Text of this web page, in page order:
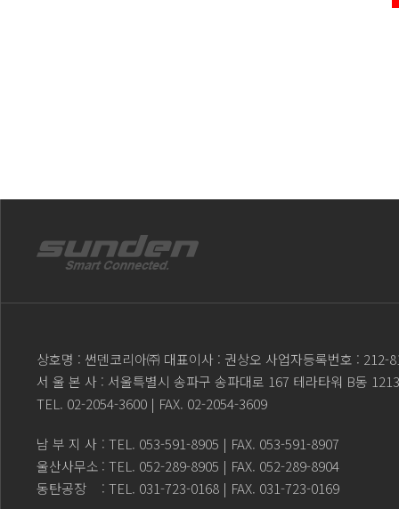
상호명 : 썬덴코리아㈜ 대표이사 : 권상오 사업자등록번호 : 212-
서 울 본 사 : 서울특별시 송파구 송파대로 167 테라타워 B동
TEL. 02-2054-3600 | FAX. 02-2054-3609
남 부 지 사 : TEL. 053-591-8905 | FAX. 053-591-8907
울산사무소 : TEL. 052-289-8905 | FAX. 052-289-8904
동탄공장
: TEL. 031-723-0168 | FAX. 031-723-0169